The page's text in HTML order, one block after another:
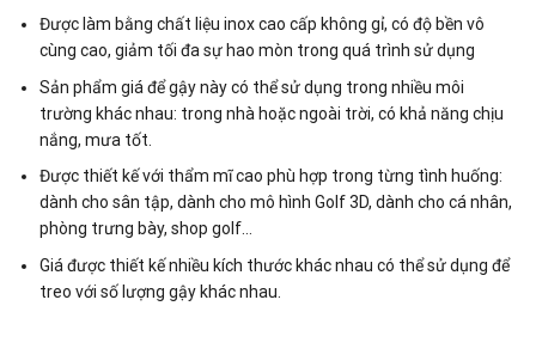
Được làm bằng chất liệu inox cao cấp không gỉ, có độ bền vô
cùng cao, giảm tối đa sự hao mòn trong quá trình sử dụng
Sản phẩm giá để gậy này có thể sử dụng trong nhiều môi
trường khác nhau: trong nhà hoặc ngoài trời, có khả năng chịu
nắng, mưa tốt.
Được thiết kế với thẩm mĩ cao phù hợp trong từng tình huống:
dành cho sân tập, dành cho mô hình Golf 3D, dành cho cá nhân,
phòng trưng bày, shop golf…
Giá được thiết kế nhiều kích thước khác nhau có thể sử dụng để
treo với số lượng gậy khác nhau.